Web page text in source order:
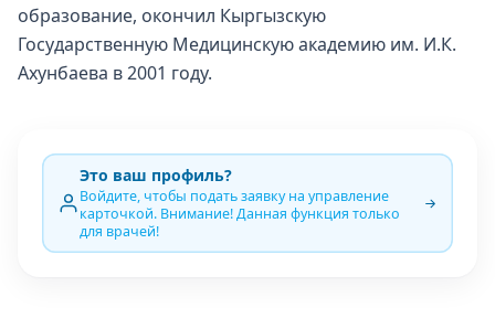
образование, окончил Кыргызскую
Государственную Медицинскую академию им. И.К.
Ахунбаева в 2001 году.
Это ваш профиль?
Войдите, чтобы подать заявку на управление
карточкой. Внимание! Данная функция только
для врачей!